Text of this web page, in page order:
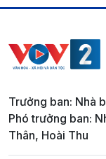
Trưởng ban: Nhà
Phó trưởng ban:
Thân, Hoài Thu